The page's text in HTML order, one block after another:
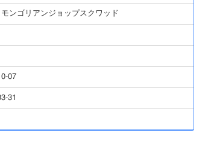
ンゴリアンジョップスクワッド
07
31